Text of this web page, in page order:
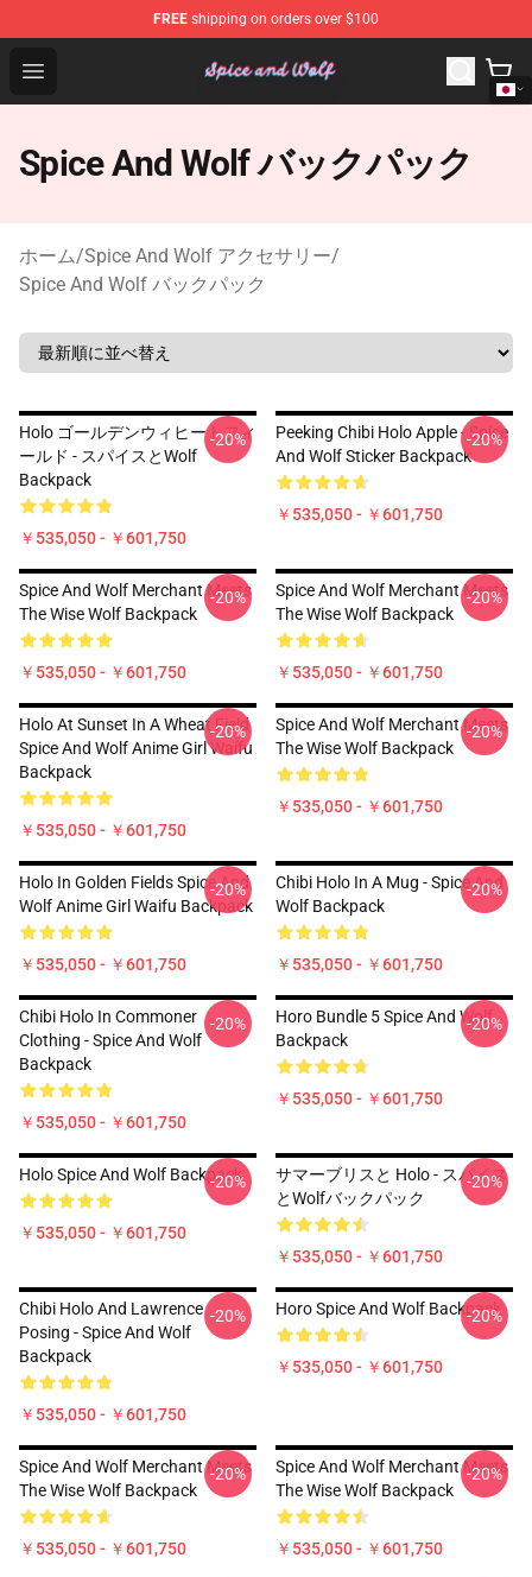
FREE shipping on orders over $100
Open menu
Spice And Wolf Store - Official Spice And Wolf
Spice And Wolf バックパック
ホーム/Spice And Wolf アクセサリー/
Spice And Wolf バックパック
Holo ゴールデンウィヒートフィ
ールド - スパイスとWolf
Backpack
￥535,050 - ￥601,750
-20%
Peeking Chibi Holo Apple - Spice
And Wolf Sticker Backpack
￥535,050 - ￥601,750
-20%
Spice And Wolf Merchant Meets
The Wise Wolf Backpack
￥535,050 - ￥601,750
-20%
Spice And Wolf Merchant Meets
The Wise Wolf Backpack
￥535,050 - ￥601,750
-20%
Holo At Sunset In A Wheat Field
Spice And Wolf Anime Girl Waifu
Backpack
￥535,050 - ￥601,750
-20%
Spice And Wolf Merchant Meets
The Wise Wolf Backpack
￥535,050 - ￥601,750
-20%
Holo In Golden Fields Spice And
Wolf Anime Girl Waifu Backpack
￥535,050 - ￥601,750
-20%
Chibi Holo In A Mug - Spice And
Wolf Backpack
￥535,050 - ￥601,750
-20%
Chibi Holo In Commoner
Clothing - Spice And Wolf
Backpack
￥535,050 - ￥601,750
-20%
Horo Bundle 5 Spice And Wolf
Backpack
￥535,050 - ￥601,750
-20%
Holo Spice And Wolf Backpack
￥535,050 - ￥601,750
-20%
サマーブリスと Holo - スパイス
とWolfバックパック
￥535,050 - ￥601,750
-20%
Chibi Holo And Lawrence
Posing - Spice And Wolf
Backpack
￥535,050 - ￥601,750
-20% Horo Spice And Wolf Backpack
￥535,050 - ￥601,750
-20%
Spice And Wolf Merchant Meets
The Wise Wolf Backpack
￥535,050 - ￥601,750
-20%
Spice And Wolf Merchant Meets
The Wise Wolf Backpack
￥535,050 - ￥601,750
-20%